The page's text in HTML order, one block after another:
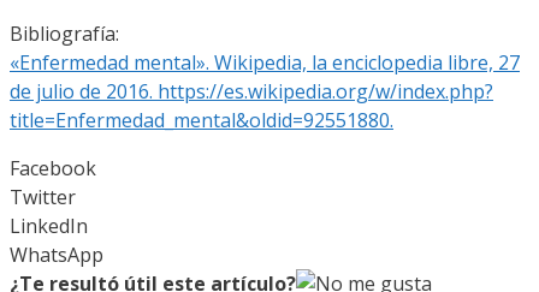
Bibliografía:
«Enfermedad mental». Wikipedia, la enciclopedia libre, 27
de julio de 2016. https://es.wikipedia.org/w/index.php?
title=Enfermedad_mental&oldid=92551880.
Facebook
Twitter
LinkedIn
WhatsApp
¿Te resultó útil este artículo?